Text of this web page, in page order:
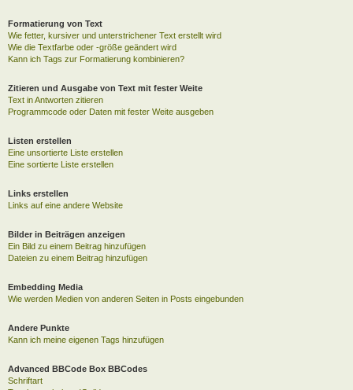
Formatierung von Text
Wie fetter, kursiver und unterstrichener Text erstellt wird
Wie die Textfarbe oder -größe geändert wird
Kann ich Tags zur Formatierung kombinieren?
Zitieren und Ausgabe von Text mit fester Weite
Text in Antworten zitieren
Programmcode oder Daten mit fester Weite ausgeben
Listen erstellen
Eine unsortierte Liste erstellen
Eine sortierte Liste erstellen
Links erstellen
Links auf eine andere Website
Bilder in Beiträgen anzeigen
Ein Bild zu einem Beitrag hinzufügen
Dateien zu einem Beitrag hinzufügen
Embedding Media
Wie werden Medien von anderen Seiten in Posts eingebunden
Andere Punkte
Kann ich meine eigenen Tags hinzufügen
Advanced BBCode Box BBCodes
Schriftart